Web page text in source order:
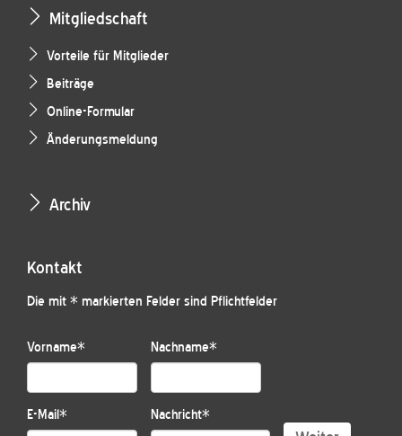
Mitgliedschaft
Vorteile für Mitglieder
Beiträge
Online-Formular
Änderungsmeldung
Archiv
Kontakt
Die mit * markierten Felder sind Pflichtfelder
Vorname* Nachname*
E-Mail* Nachricht*